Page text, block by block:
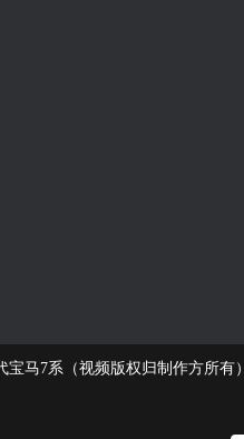
马7系（视频版权归制作方所有）